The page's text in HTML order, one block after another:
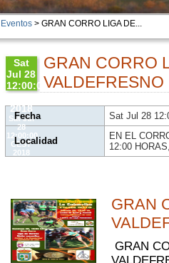
Eventos> GRAN CORRO LIGA DE...
Sat
Jul 28
12:00:00
2018
Sat Jul
28
12:00:00
CEST
2018
GRAN CORRO
VALDEFRESNO
Fecha Sat Jul 28
Localidad
EN EL
12:00
GRAN
GRAN